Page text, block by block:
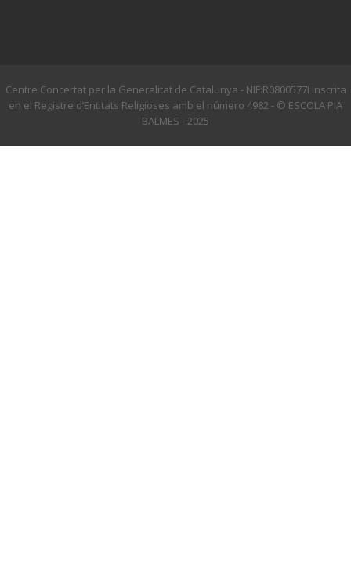
Centre Concertat per la Generalitat de Catalunya - NIF:R0800577I Inscrita
en el Registre d’Entitats Religioses amb el número 4982 - © ESCOLA PIA
BALMES - 2025